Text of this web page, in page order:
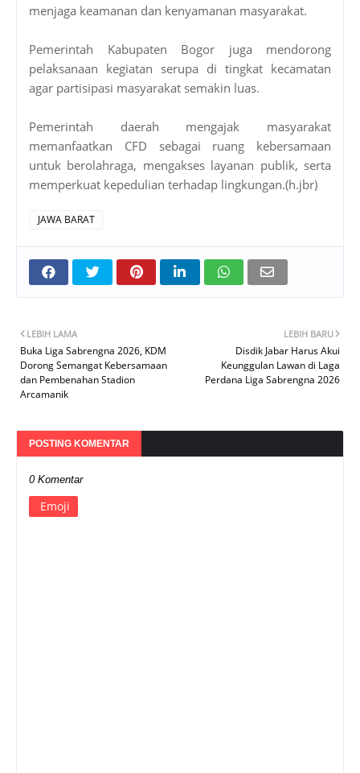
menjaga keamanan dan kenyamanan masyarakat.
Pemerintah Kabupaten Bogor juga mendorong
pelaksanaan kegiatan serupa di tingkat kecamatan
agar partisipasi masyarakat semakin luas.
Pemerintah daerah mengajak masyarakat
memanfaatkan CFD sebagai ruang kebersamaan
untuk berolahraga, mengakses layanan publik, serta
memperkuat kepedulian terhadap lingkungan.(h.jbr)
JAWA BARAT
LEBIH BARU
Disdik Jabar Harus Akui
Keunggulan Lawan di Laga
Perdana Liga Sabrengna 2026
LEBIH LAMA
Buka Liga Sabrengna 2026, KDM
Dorong Semangat Kebersamaan
dan Pembenahan Stadion
Arcamanik
POSTING KOMENTAR
0 Komentar
Emoji